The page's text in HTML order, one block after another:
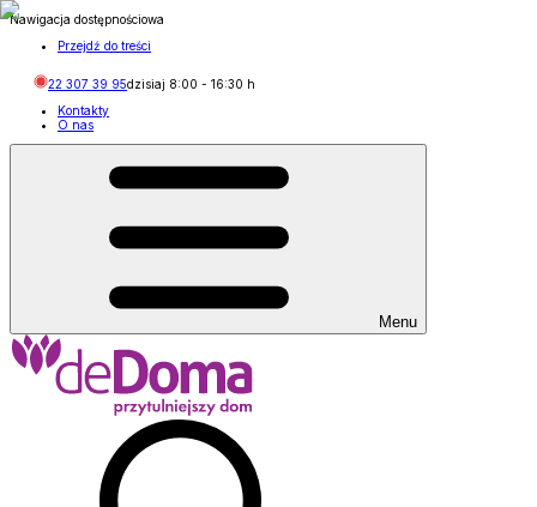
Nawigacja dostępnościowa
Przejdź do treści
22 307 39 95dzisiaj 8:00 - 16:30 h
Kontakty
O nas
Menu